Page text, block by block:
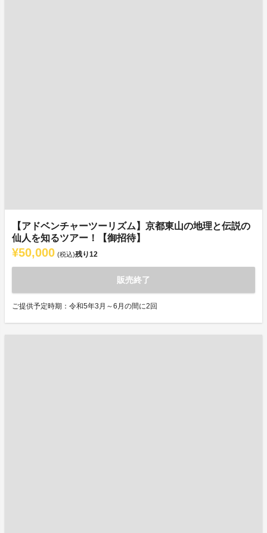
【アドベンチャーツーリズム】京都東山の地理と伝説の
仙人を知るツアー！【御招待】
¥50,000 (税込)残り12
販売終了
ご提供予定時期：令和5年3月～6月の間に2回